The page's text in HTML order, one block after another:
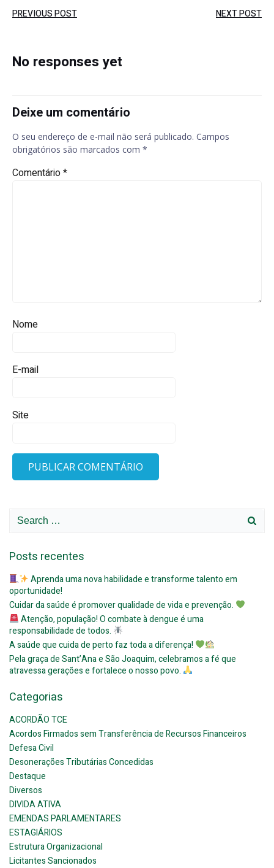
Post
navigation
PREVIOUS POST NEXT POST
No responses yet
Deixe um comentário
O seu endereço de e-mail não será publicado. Campos
obrigatórios são marcados com *
Comentário*
Nome
E-mail
Site
Search
Posts recentes
Aprenda uma nova habilidade e transforme talento em
oportunidade!
Cuidar da saúde é promover qualidade de vida e prevenção.
Atenção, população! O combate à dengue é uma
responsabilidade de todos.
A saúde que cuida de perto faz toda a diferença!
Pela graça de Sant’Ana e São Joaquim, celebramos a fé que
atravessa gerações e fortalece o nosso povo.
Categorias
ACORDÃO TCE
Acordos Firmados sem Transferência de Recursos Financeiros
Defesa Civil
Desonerações Tributárias Concedidas
Destaque
Diversos
DIVIDA ATIVA
EMENDAS PARLAMENTARES
ESTAGIÁRIOS
Estrutura Organizacional
Licitantes Sancionados